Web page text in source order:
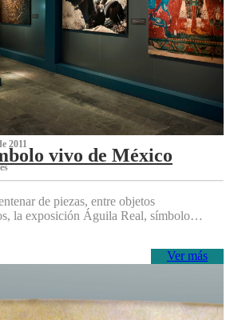
2011
vivo de México
de piezas, entre objetos
la exposición Águila Real, símbolo…
Ver más